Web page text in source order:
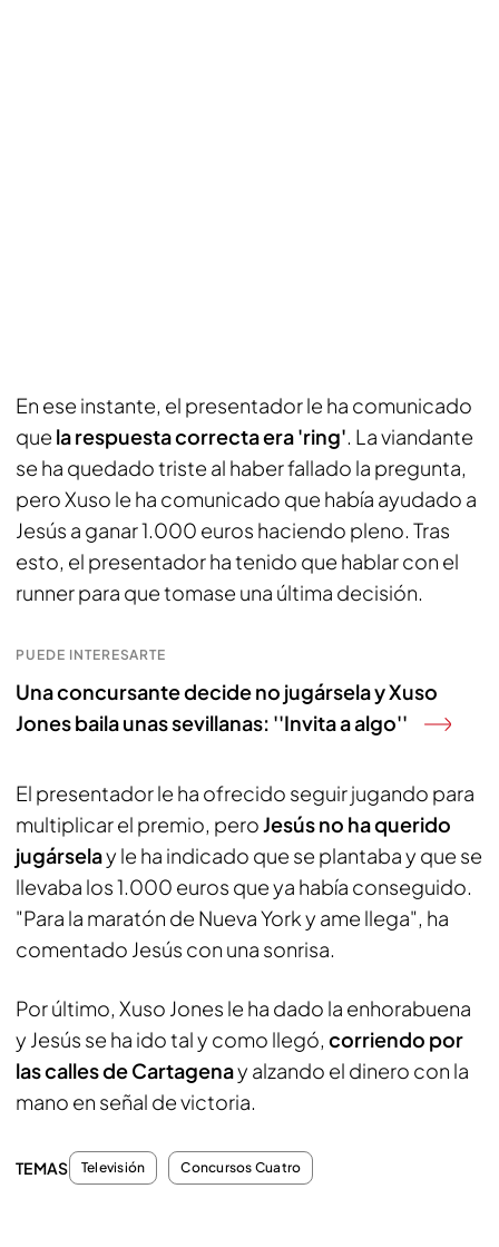
En ese instante, el presentador le ha comunicado
que la respuesta correcta era 'ring'. La viandante
se ha quedado triste al haber fallado la pregunta,
pero Xuso le ha comunicado que había ayudado a
Jesús a ganar 1.000 euros haciendo pleno. Tras
esto, el presentador ha tenido que hablar con el
runner para que tomase una última decisión.
PUEDE INTERESARTE
Una concursante decide no jugársela y Xuso
Jones baila unas sevillanas: ''Invita a algo''
El presentador le ha ofrecido seguir jugando para
multiplicar el premio, peroJesús no ha querido
jugárselay le ha indicado que se plantaba y que se
llevaba los 1.000 euros que ya había conseguido.
"Para la maratón de Nueva York y ame llega", ha
comentado Jesús con una sonrisa.
Por último, Xuso Jones le ha dado la enhorabuena
y Jesús se ha ido tal y como llegó, corriendo por
las calles de Cartagenay alzando el dinero con la
mano en señal de victoria.
TEMAS Televisión Concursos Cuatro